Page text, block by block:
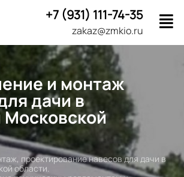
+7 (931) 111-74-35
zakaz@zmkio.ru
и монтаж
дачи в
проектирование навесов для дачи в
области.